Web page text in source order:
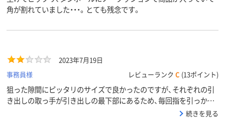
角が割れていました・・・。とても残念です。
2023年7月19日
事務員様
レビューランク C (13ポイント)
狙った隙間にピッタリのサイズで良かったのですが、それぞれの引
き出しの取っ手が引き出しの最下部にあるため、毎回指を引っかけ
る位置を探してイライラします（いつまでたっても慣れません）。下
続きを見る